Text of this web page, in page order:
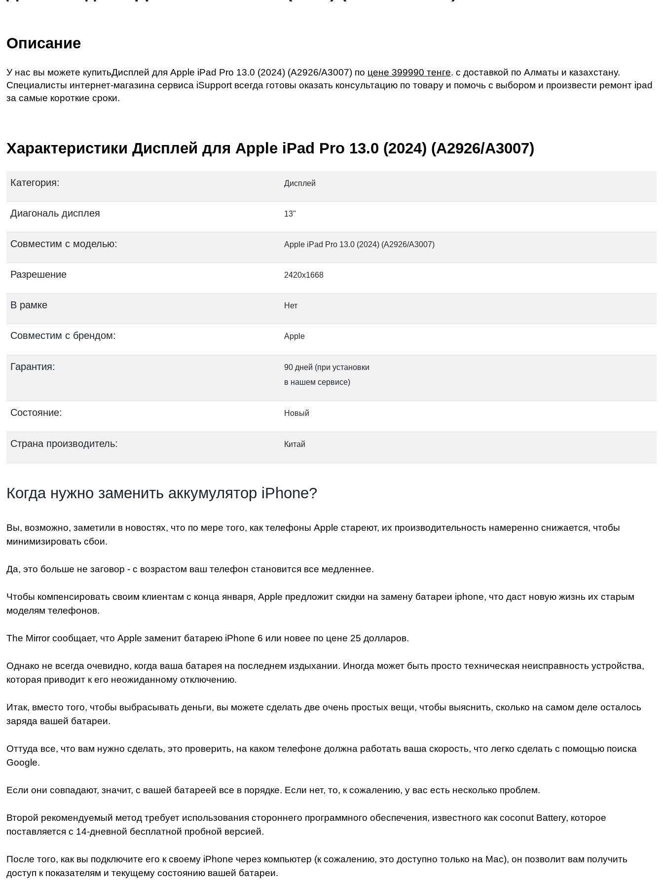
Описание
У нас вы можете купитьДисплей для Apple iPad Pro 13.0 (2024) (A2926/A3007) по цене 399990 тенге. с доставкой по Алматы и казахстану.
Специалисты интернет-магазина сервиса iSupport всегда готовы оказать консультацию по товару и помочь с выбором и произвести ремонт ipad
за самые короткие сроки.
Характеристики Дисплей для Apple iPad Pro 13.0 (2024) (A2926/A3007)
Категория: Дисплей
Диагональ дисплея 13"
Совместим с моделью: Apple iPad Pro 13.0 (2024) (A2926/A3007)
Разрешение 2420x1668
В рамке Нет
Совместим с брендом: Apple
Гарантия:
90 дней (при установки
в нашем сервисе)
Состояние: Новый
Страна производитель: Китай
Когда нужно заменить аккумулятор iPhone?
Вы, возможно, заметили в новостях, что по мере того, как телефоны Apple стареют, их производительность намеренно снижается, чтобы
минимизировать сбои.
Да, это больше не заговор - с возрастом ваш телефон становится все медленнее.
Чтобы компенсировать своим клиентам с конца января, Apple предложит скидки на замену батареи iphone, что даст новую жизнь их старым
моделям телефонов.
The Mirror сообщает, что Apple заменит батарею iPhone 6 или новее по цене 25 долларов.
Однако не всегда очевидно, когда ваша батарея на последнем издыхании. Иногда может быть просто техническая неисправность устройства,
которая приводит к его неожиданному отключению.
Итак, вместо того, чтобы выбрасывать деньги, вы можете сделать две очень простых вещи, чтобы выяснить, сколько на самом деле осталось
заряда вашей батареи.
Оттуда все, что вам нужно сделать, это проверить, на каком телефоне должна работать ваша скорость, что легко сделать с помощью поиска
Google.
Если они совпадают, значит, с вашей батареей все в порядке. Если нет, то, к сожалению, у вас есть несколько проблем.
Второй рекомендуемый метод требует использования стороннего программного обеспечения, известного как coconut Battery, которое
поставляется с 14-дневной бесплатной пробной версией.
После того, как вы подключите его к своему iPhone через компьютер (к сожалению, это доступно только на Mac), он позволит вам получить
доступ к показателям и текущему состоянию вашей батареи.